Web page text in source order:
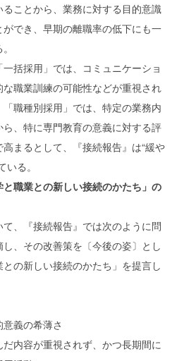
ことから、業務に対する目的意識
でき、早期の離職率の低下にも一
括採用」では、コミュニケーショ
職業訓練の可能性などが重視され
職種別採用」では、特定の業務内
、特に専門教育の意義に対する評
まるとして、『接続報告』は“緩や
る。
職業との新しい接続のかたち」の
、『接続報告』では次のように問
、その改善策を〔今後の姿〕とし
の新しい接続のかたち」を提言し
義の希薄さ
内容が重視されず、かつ長期間に